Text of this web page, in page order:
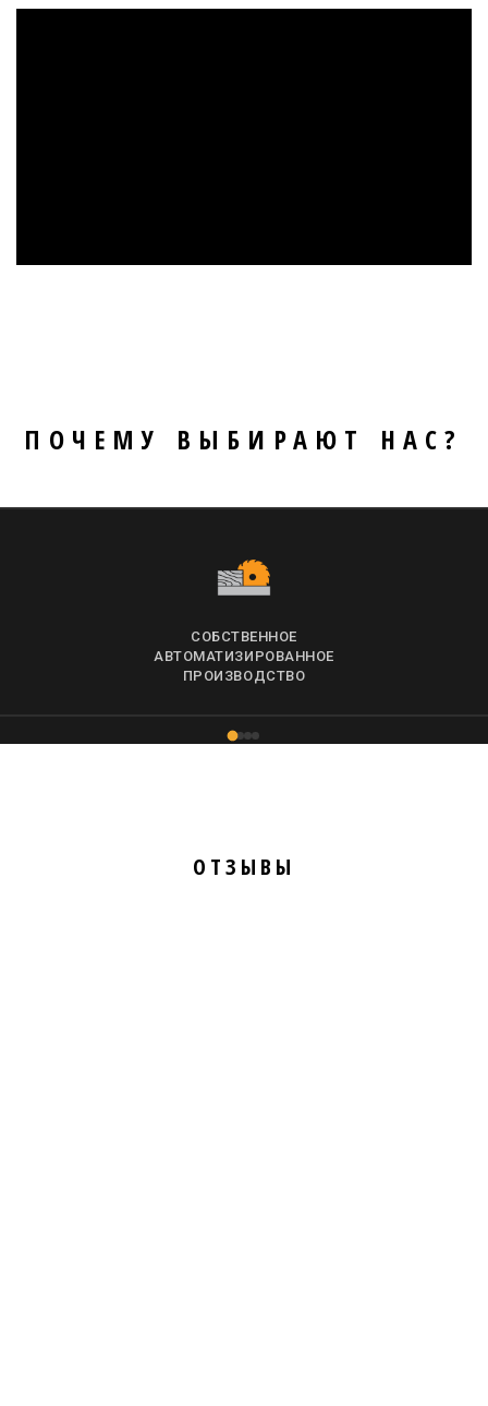
ПОЧЕМУ ВЫБИРАЮТ НАС?
СОБСТВЕННОЕ
АВТОМАТИЗИРОВАННОЕ
ПРОИЗВОДСТВО
ОТЗЫВЫ